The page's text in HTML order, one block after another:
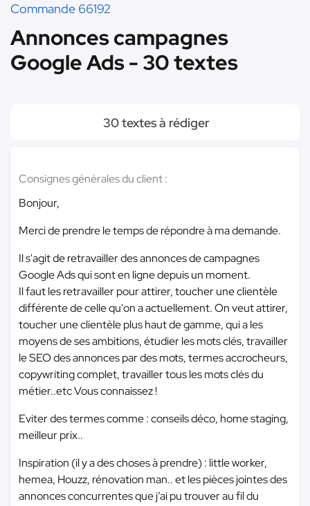
Commande 66192
Annonces campagnes
Google Ads - 30 textes
30 textes à rédiger
Consignes générales du client :
Bonjour,
Merci de prendre le temps de répondre à ma demande.
Il s'agit de retravailler des annonces de campagnes
Google Ads qui sont en ligne depuis un moment.
Il faut les retravailler pour attirer, toucher une clientèle
différente de celle qu'on a actuellement. On veut attirer,
toucher une clientèle plus haut de gamme, qui a les
moyens de ses ambitions, étudier les mots clés, travailler
le SEO des annonces par des mots, termes accrocheurs,
copywriting complet, travailler tous les mots clés du
métier..etc Vous connaissez !
Eviter des termes comme : conseils déco, home staging,
meilleur prix..
Inspiration (il y a des choses à prendre) : little worker,
hemea, Houzz, rénovation man.. et les pièces jointes des
annonces concurrentes que j’ai pu trouver au fil du